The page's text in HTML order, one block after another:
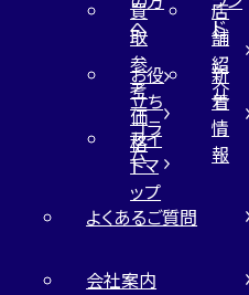
へ
ド
買
取
参
考
価
格
店
舗
紹
介
お役
立ち
コラ
ム
新
着
情
報
サイ
トマ
ップ
よくあるご質問
会社案内